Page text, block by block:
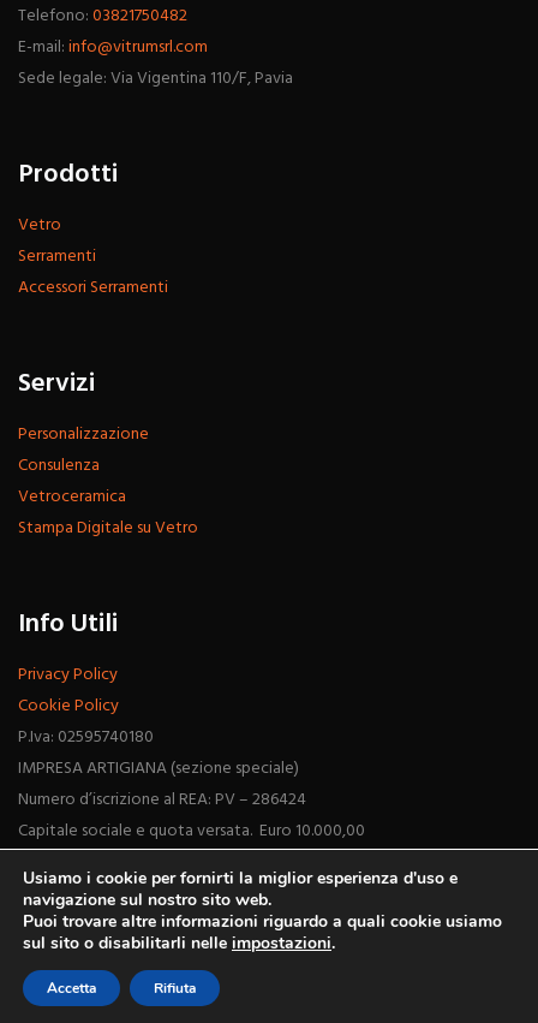
Telefono:03821750482
E-mail:info@vitrumsrl.com
Sede legale: Via Vigentina 110/F, Pavia
Prodotti
Vetro
Serramenti
Accessori Serramenti
Servizi
Personalizzazione
Consulenza
Vetroceramica
Stampa Digitale su Vetro
Info Utili
Privacy Policy
Cookie Policy
P.Iva: 02595740180
IMPRESA ARTIGIANA (sezione speciale)
Numero d’iscrizione al REA: PV – 286424
Capitale sociale e quota versata. Euro 10.000,00
Vitrum Srl © 2026 Tutti i Diritti Riservati.
Usiamo i cookie per fornirti la miglior esperienza d'uso e
navigazione sul nostro sito web.
Puoi trovare altre informazioni riguardo a quali cookie usiamo
sul sito o disabilitarli nelle impostazioni.
Accetta Rifiuta